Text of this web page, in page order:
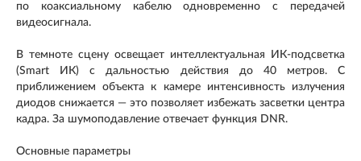
по коаксиальному кабелю одновременно с передачей
видеосигнала.
В темноте сцену освещает интеллектуальная ИК-подсветка
(Smart ИК) с дальностью действия до 40 метров. С
приближением объекта к камере интенсивность излучения
диодов снижается — это позволяет избежать засветки центра
кадра. За шумоподавление отвечает функция DNR.
Основные параметры